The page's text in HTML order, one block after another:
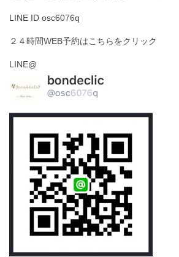
LINE ID osc6076q
２４時間WEB予約はこちらをクリック
LINE@